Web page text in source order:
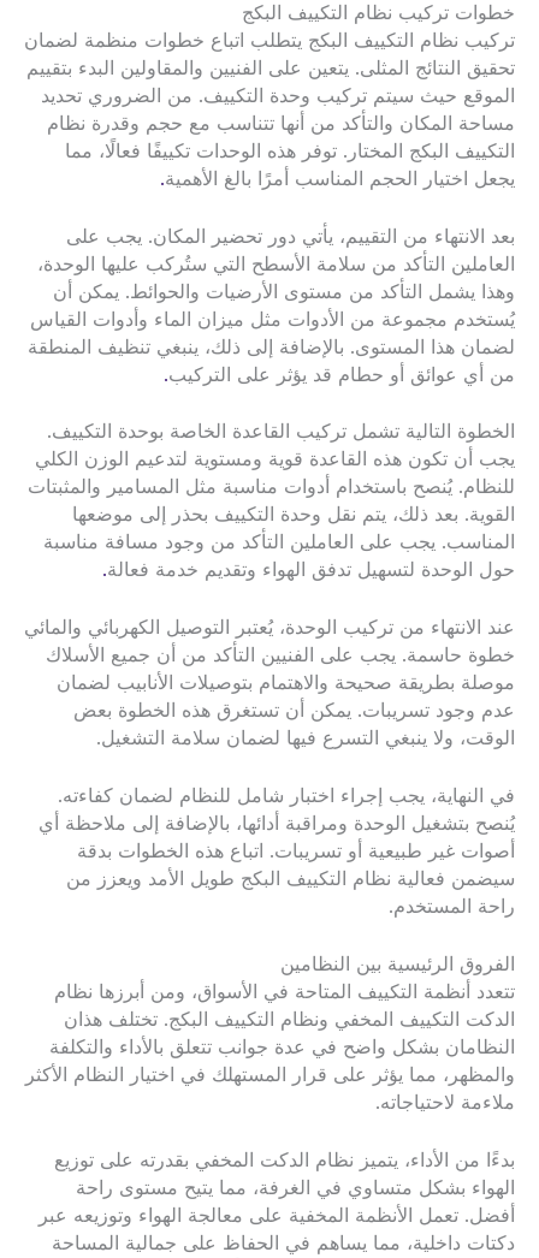
خطوات تركيب نظام التكييف البكج
تركيب نظام التكييف البكج يتطلب اتباع خطوات منظمة لضمان
تحقيق النتائج المثلى. يتعين على الفنيين والمقاولين البدء بتقييم
الموقع حيث سيتم تركيب وحدة التكييف. من الضروري تحديد
مساحة المكان والتأكد من أنها تتناسب مع حجم وقدرة نظام
التكييف البكج المختار. توفر هذه الوحدات تكييفًا فعالًا، مما
يجعل اختيار الحجم المناسب أمرًا بالغ الأهمية.
بعد الانتهاء من التقييم، يأتي دور تحضير المكان. يجب على
العاملين التأكد من سلامة الأسطح التي ستُركب عليها الوحدة،
وهذا يشمل التأكد من مستوى الأرضيات والحوائط. يمكن أن
يُستخدم مجموعة من الأدوات مثل ميزان الماء وأدوات القياس
لضمان هذا المستوى. بالإضافة إلى ذلك، ينبغي تنظيف المنطقة
من أي عوائق أو حطام قد يؤثر على التركيب.
الخطوة التالية تشمل تركيب القاعدة الخاصة بوحدة التكييف.
يجب أن تكون هذه القاعدة قوية ومستوية لتدعيم الوزن الكلي
للنظام. يُنصح باستخدام أدوات مناسبة مثل المسامير والمثبتات
القوية. بعد ذلك، يتم نقل وحدة التكييف بحذر إلى موضعها
المناسب. يجب على العاملين التأكد من وجود مسافة مناسبة
حول الوحدة لتسهيل تدفق الهواء وتقديم خدمة فعالة.
عند الانتهاء من تركيب الوحدة، يُعتبر التوصيل الكهربائي والمائي
خطوة حاسمة. يجب على الفنيين التأكد من أن جميع الأسلاك
موصلة بطريقة صحيحة والاهتمام بتوصيلات الأنابيب لضمان
عدم وجود تسريبات. يمكن أن تستغرق هذه الخطوة بعض
الوقت، ولا ينبغي التسرع فيها لضمان سلامة التشغيل.
في النهاية، يجب إجراء اختبار شامل للنظام لضمان كفاءته.
يُنصح بتشغيل الوحدة ومراقبة أدائها، بالإضافة إلى ملاحظة أي
أصوات غير طبيعية أو تسريبات. اتباع هذه الخطوات بدقة
سيضمن فعالية نظام التكييف البكج طويل الأمد ويعزز من
راحة المستخدم.
الفروق الرئيسية بين النظامين
تتعدد أنظمة التكييف المتاحة في الأسواق، ومن أبرزها نظام
الدكت التكييف المخفي ونظام التكييف البكج. تختلف هذان
النظامان بشكل واضح في عدة جوانب تتعلق بالأداء والتكلفة
والمظهر، مما يؤثر على قرار المستهلك في اختيار النظام الأكثر
ملاءمة لاحتياجاته.
بدءًا من الأداء، يتميز نظام الدكت المخفي بقدرته على توزيع
الهواء بشكل متساوي في الغرفة، مما يتيح مستوى راحة
أفضل. تعمل الأنظمة المخفية على معالجة الهواء وتوزيعه عبر
دكتات داخلية، مما يساهم في الحفاظ على جمالية المساحة